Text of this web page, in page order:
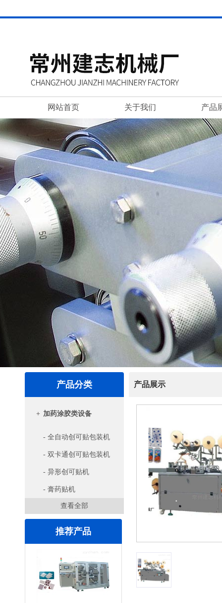
网站首页 关于我们 产品
产品分类
+ 加药涂胶类设备
- 全自动创可贴包装机
- 双卡通创可贴包装机
- 异形创可贴机
- 膏药贴机
查看全部
推荐产品
产品展示